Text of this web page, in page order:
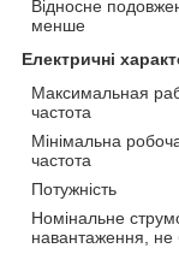
Відносне
менше
Електричні
Максимальная
частота
Мінімальна
частота
Потужність
Номінальне
навантаження, не